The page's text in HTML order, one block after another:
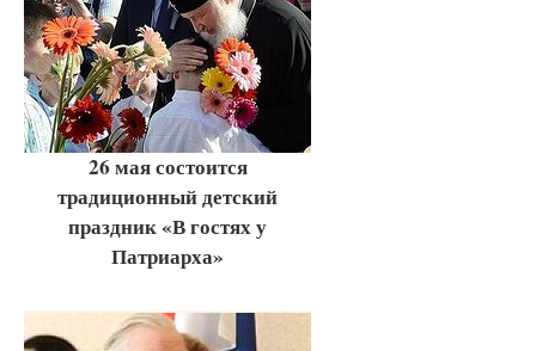
26 мая состоится
традиционный детский
праздник «В гостях у
Патриарха»